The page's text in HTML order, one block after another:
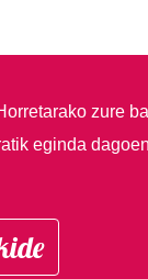
zure
eginda